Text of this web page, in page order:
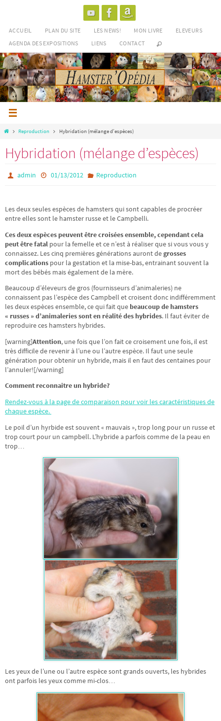
contenu
ACCUEIL PLAN DU SITE LES NEWS! MON LIVRE
ELEVEURS
AGENDA DES EXPOSITIONS
LIENS CONTACT
HomeReproduction Hybridation (mélange d’espèces)
Hybridation (mélange d’espèces)
admin 01/13/2012 Reproduction
Les deux seules espèces de hamsters qui sont capables de procréer
entre elles sont le hamster russe et le Campbelli.
Ces deux espèces peuvent être croisées ensemble, cependant cela
peut être fatal pour la femelle et ce n’est à réaliser que si vous vous y
connaissez. Les cinq premières générations auront degrosses
complications pour la gestation et la mise-bas, entrainant souvent la
mort des bébés mais également de la mère.
Beaucoup d’éleveurs de gros (fournisseurs d’animaleries) ne
connaissent pas l’espèce des Campbell et croisent donc indifféremment
les deux espèces ensemble, ce qui fait que beaucoup de hamsters
« russes » d’animaleries sont en réalité des hybrides. Il faut éviter de
reproduire ces hamsters hybrides.
[warning]Attention, une fois que l’on fait ce croisement une fois, il est
très difficile de revenir à l’une ou l’autre espèce. Il faut une seule
génération pour obtenir un hybride, mais il en faut des centaines pour
l’annuler![/warning]
Comment reconnaitre un hybride?
Rendez-vous à la page de comparaison pour voir les caractéristiques de
chaque espèce.
Le poil d’un hyrbide est souvent « mauvais », trop long pour un russe et
trop court pour un campbell. L’hybride a parfois comme de la peau en
trop…
Les yeux de l’une ou l’autre espèce sont grands ouverts, les hybrides
ont parfois les yeux comme mi-clos…